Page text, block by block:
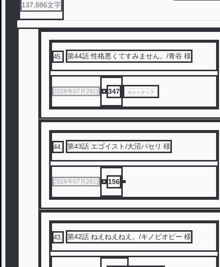
137,886文字
45 第44話 性格悪くてすみません。/青谷 様
2026年07月28日 347 センシティブ
44 第43話 エゴイスト/大沼パセリ 様
2026年07月28日 156
43 第42話 ねえねえねえ。/キノピオピー 様